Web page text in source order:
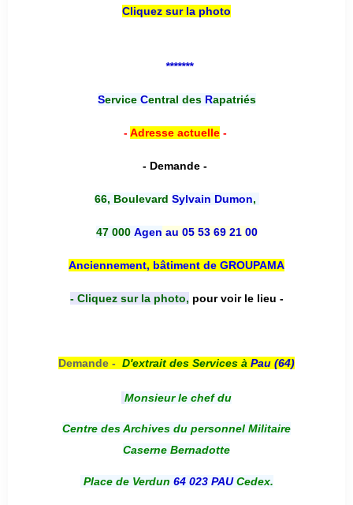
Cliquez sur la photo
*******
Service Central desRapatriés
-Adresse actuelle-
- Demande -
66, Boulevard Sylvain Dumon,
47 000 Agen au 05 53 69 21 00
Anciennement, bâtiment de GROUPAMA
- Cliquez sur la photo, pour voir le lieu -
Demande - D'extrait des Services à Pau (64)
Monsieur le chef du
Centre des Archives du personnel Militaire
Caserne Bernadotte
Place de Verdun 64 023 PAUCedex.